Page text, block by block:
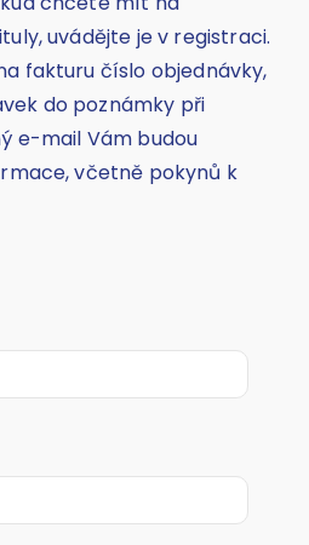
uvádějte je v registraci.
fakturu číslo objednávky,
do poznámky při
e-mail Vám budou
včetně pokynů k